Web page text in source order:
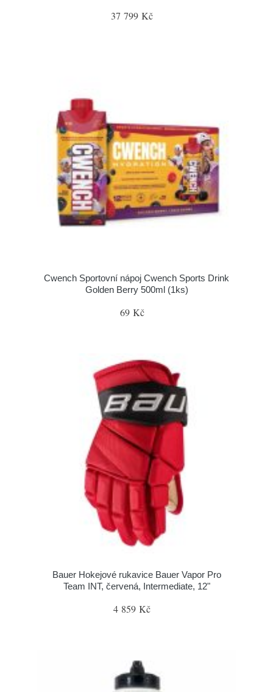
37 799 Kč
Cwench Sportovní nápoj Cwench Sports Drink
Golden Berry 500ml (1ks)
69 Kč
Bauer Hokejové rukavice Bauer Vapor Pro
Team INT, červená, Intermediate, 12"
4 859 Kč